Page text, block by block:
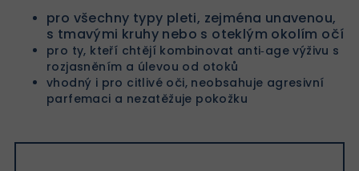
pro všechny typy pleti, zejména unavenou,
s tmavými kruhy nebo s oteklým okolím očí
pro ty, kteří chtějí kombinovat anti‑age výživu s
rozjasněním a úlevou od otoků
vhodný i pro citlivé oči, neobsahuje agresivní
parfemaci a nezatěžuje pokožku